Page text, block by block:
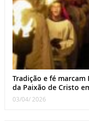
Tradição e fé marcam
da Paixão de Cristo
03/04/ 2026